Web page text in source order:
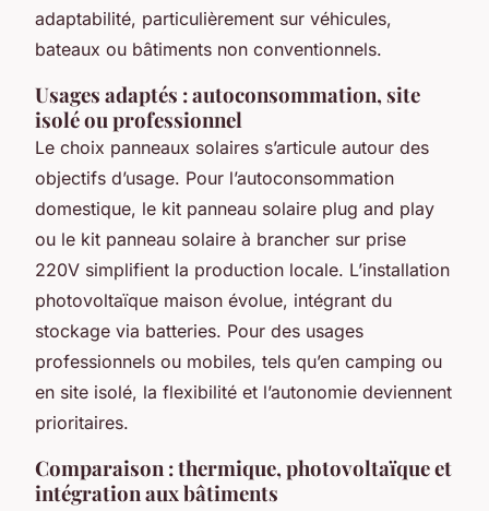
adaptabilité, particulièrement sur véhicules,
bateaux ou bâtiments non conventionnels.
Usages adaptés : autoconsommation, site
isolé ou professionnel
Le choix panneaux solaires s’articule autour des
objectifs d’usage. Pour l’autoconsommation
domestique, le kit panneau solaire plug and play
ou le kit panneau solaire à brancher sur prise
220V simplifient la production locale. L’installation
photovoltaïque maison évolue, intégrant du
stockage via batteries. Pour des usages
professionnels ou mobiles, tels qu’en camping ou
en site isolé, la flexibilité et l’autonomie deviennent
prioritaires.
Comparaison : thermique, photovoltaïque et
intégration aux bâtiments